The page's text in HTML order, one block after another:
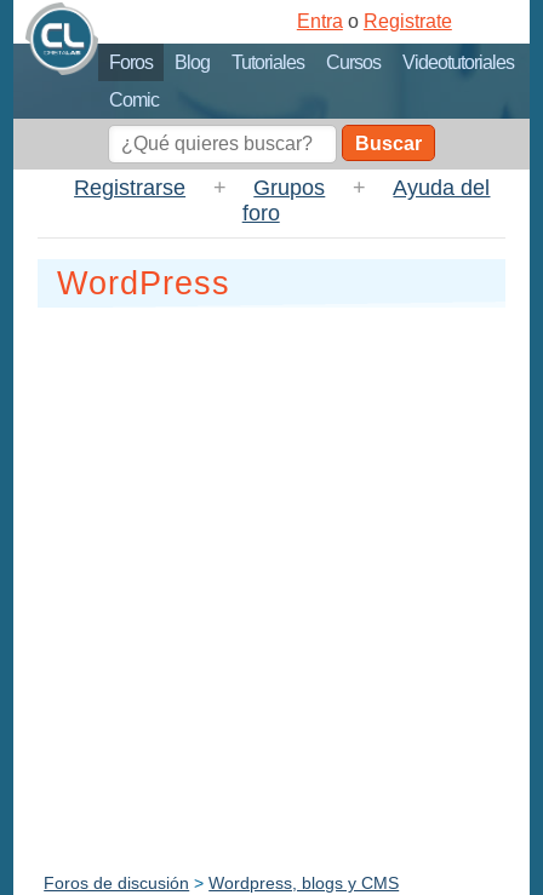
Foros Blog Tutoriales Cursos
Videotutoriales
Comic
Entra o Registrate
Buscar
Registrarse + Grupos +
Ayuda del
foro
WordPress
Foros de discusión >Wordpress, blogs y CMS